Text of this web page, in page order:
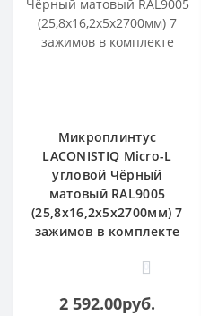
Микроплинтус
LACONISTIQ Micro-L
угловой Чёрный
матовый RAL9005
(25,8х16,2х5х2700мм) 7
зажимов в комплекте
0
2 592.00руб.